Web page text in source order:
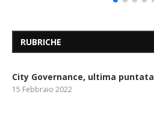
RUBRICHE
City Governance, ultima puntata
15 Febbraio 2022